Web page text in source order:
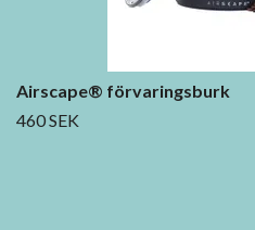
Airscape® förvaringsburk
460 SEK